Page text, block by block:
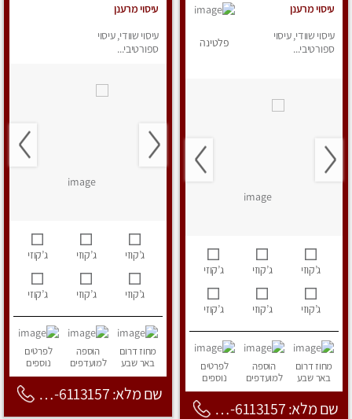
עיסוי מרענן
עיסוי שוודי, עיסוי
ספורטיבי...
פלטינה
ג’קוזי ג’קוזי ג’קוזי
ג’קוזי ג’קוזי ג’קוזי
מחוז דרום
באר שבע
הוספה
למועדפים
לפרטים
נוספים
שם מלא: 053-6113157
עיסוי מרענן
עיסוי שוודי, עיסוי
ספורטיבי...
ג’קוזי ג’קוזי ג’קוזי
ג’קוזי ג’קוזי ג’קוזי
מחוז דרום
באר שבע
הוספה
למועדפים
לפרטים
נוספים
שם מלא: 053-6113157